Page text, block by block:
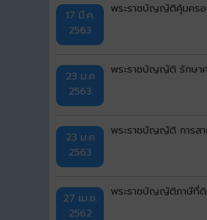
17 มี.ค.
2563
พระราชบัญญัติคุ้มคร
23 ม.ค
2563
พระราชบัญญัติ รักษาค
23 ม.ค
2563
พระราชบัญญัติ การส
27 เม.ย.
2562
พระราชบัญญัติภาษีที่ดิ